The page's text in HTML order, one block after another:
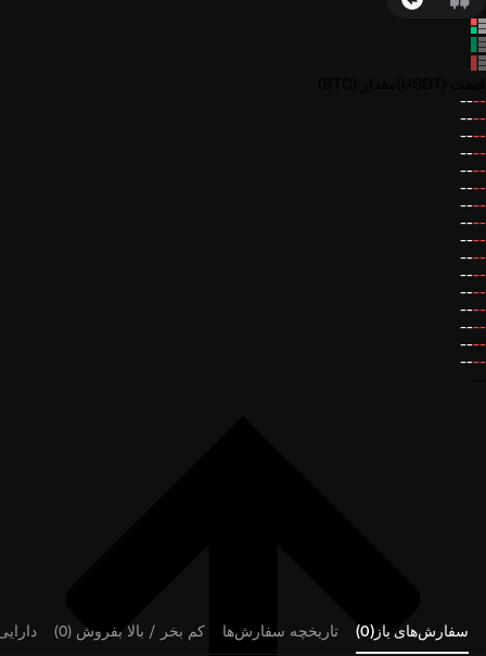
--
--
--
--
--
--
--
--
--
--
--
--
--
--
--
--
--
--
--
--
--
--
--
--
--
--
--
--
--
--
--
--
سفارش‌های باز(0) تاریخچه سفارش‌ها کم بخر / بالا بفروش (0)